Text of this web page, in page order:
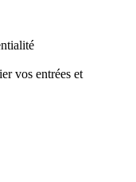
vos entrées et